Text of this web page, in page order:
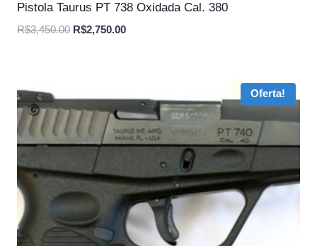
Pistola Taurus PT 738 Oxidada Cal. 380
R$3,450.00 O
R$2,750.00O
Oferta!